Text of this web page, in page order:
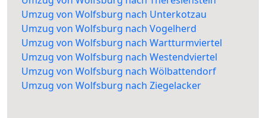
Umzug von Wolfsburg nach Unterkotzau
Umzug von Wolfsburg nach Vogelherd
Umzug von Wolfsburg nach Wartturmviertel
Umzug von Wolfsburg nach Westendviertel
Umzug von Wolfsburg nach Wölbattendorf
Umzug von Wolfsburg nach Ziegelacker